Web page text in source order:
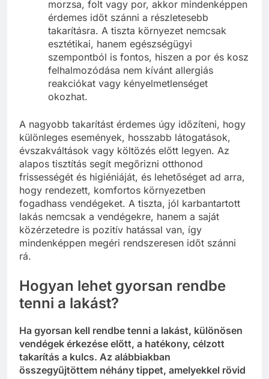
morzsa, folt vagy por, akkor mindenképpen
érdemes időt szánni a részletesebb
takarításra. A tiszta környezet nemcsak
esztétikai, hanem egészségügyi
szempontból is fontos, hiszen a por és kosz
felhalmozódása nem kívánt allergiás
reakciókat vagy kényelmetlenséget
okozhat.
A nagyobb takarítást érdemes úgy időzíteni, hogy
különleges események, hosszabb látogatások,
évszakváltások vagy költözés előtt legyen. Az
alapos tisztítás segít megőrizni otthonod
frissességét és higiéniáját, és lehetőséget ad arra,
hogy rendezett, komfortos környezetben
fogadhass vendégeket. A tiszta, jól karbantartott
lakás nemcsak a vendégekre, hanem a saját
közérzetedre is pozitív hatással van, így
mindenképpen megéri rendszeresen időt szánni
rá.
Hogyan lehet gyorsan rendbe
tenni a lakást?
Ha gyorsan kell rendbe tenni a lakást, különösen
vendégek érkezése előtt, a hatékony, célzott
takarítás a kulcs. Az alábbiakban
összegyűjtöttem néhány tippet, amelyekkel rövid